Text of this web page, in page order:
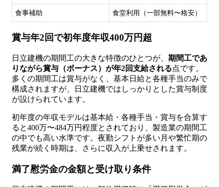
食事補助 食堂利用（一部無料〜格安）
賞与年2回で初年度年収400万円超
日立建機の期間工の大きな特徴のひとつが、 期間工であ
りながら賞与（ボーナス）が年2回支給される点です。
多くの期間工は賞与がなく、基本日給と各種手当のみで
構成されますが、日立建機ではしっかりとした賞与制度
が設けられています。
初年度の年収モデルは基本給・各種手当・賞与を合算す
ると400万〜484万円程度とされており、製造業の期間工
の中でも高い水準です。夜勤シフトが多い月や繁忙期の
残業が続く時期は、さらに収入が上乗せされます。
満了慰労金の金額と受け取り条件